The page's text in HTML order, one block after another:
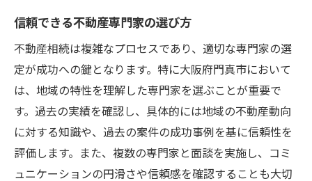
信頼できる不動産専門家の選び方
不動産相続は複雑なプロセスであり、適切な専門家の選
定が成功への鍵となります。特に大阪府門真市において
は、地域の特性を理解した専門家を選ぶことが重要で
す。過去の実績を確認し、具体的には地域の不動産動向
に対する知識や、過去の案件の成功事例を基に信頼性を
評価します。また、複数の専門家と面談を実施し、コミ
ュニケーションの円滑さや信頼感を確認することも大切